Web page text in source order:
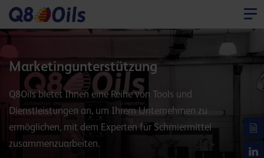
Marketingunterstützung
Q8Oils bietet Ihnen eine Reihe von Tools und
Dienstleistungen an, um Ihrem Unternehmen zu
ermöglichen, mit dem Experten für Schmiermittel
zusammenzuarbeiten.